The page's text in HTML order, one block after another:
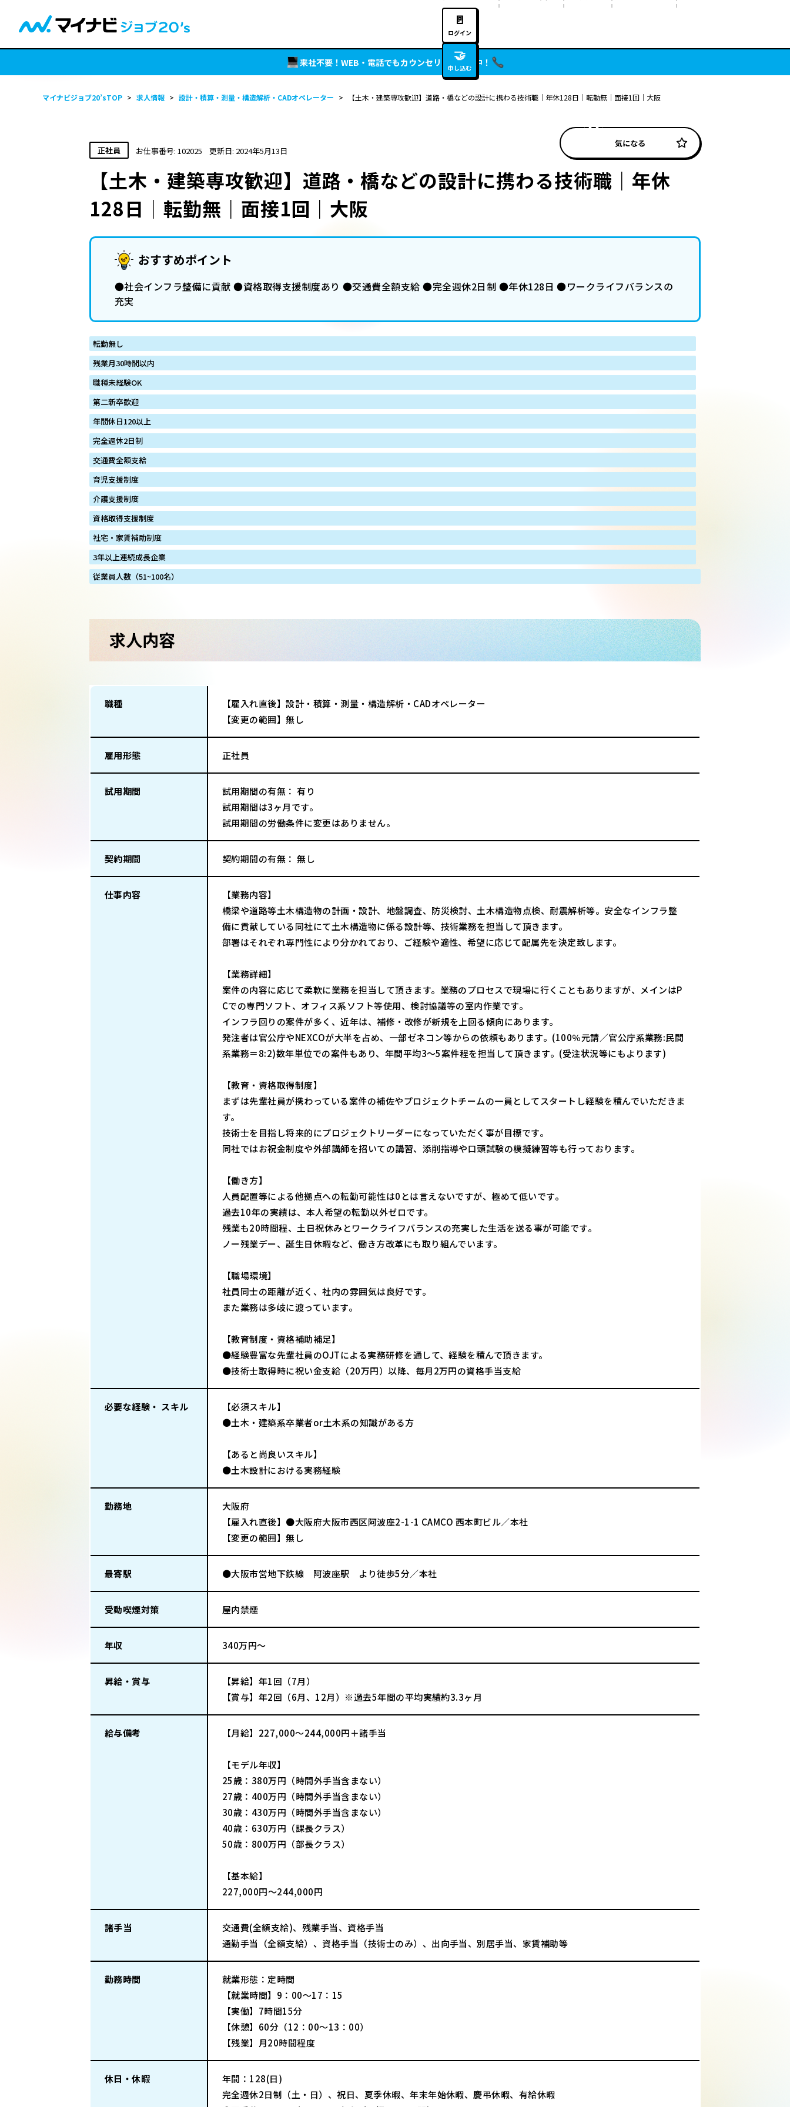
🚪
ログイン
🤝
申し込む
来社不要！WEB・電話でもカウンセリング実施中！
マイナビジョブ20’sTOP > 求人情報 > 設計・積算・測量・構造解析・CADオペレーター > 【土木・建築専攻歓迎】道路・橋などの設計に携わる技術職｜年休128日｜転勤無｜面接1回｜大阪
正社員 お仕事番号: 102025 更新日: 2024年5月13日
気になる
【土木・建築専攻歓迎】道路・橋などの設計に携わる技術職｜年休
128日｜転勤無｜面接1回｜大阪
おすすめポイント
●社会インフラ整備に貢献 ●資格取得支援制度あり ●交通費全額支給 ●完全週休2日制 ●年休128日 ●ワークライフバランスの
充実
転勤無し
残業月30時間以内
職種未経験OK
第二新卒歓迎
年間休日120以上
完全週休2日制
交通費全額支給
育児支援制度
介護支援制度
資格取得支援制度
社宅・家賃補助制度
3年以上連続成長企業
従業員人数（51~100名）
求人内容
職種
【雇入れ直後】設計・積算・測量・構造解析・CADオペレーター
【変更の範囲】無し
雇用形態 正社員
試用期間
試用期間の有無： 有り
試用期間は3ヶ月です。
試用期間の労働条件に変更はありません。
契約期間 契約期間の有無： 無し
仕事内容
【業務内容】
橋梁や道路等土木構造物の計画・設計、地盤調査、防災検討、土木構造物点検、耐震解析等。安全なインフラ整
備に貢献している同社にて土木構造物に係る設計等、技術業務を担当して頂きます。
部署はそれぞれ専門性により分かれており、ご経験や適性、希望に応じて配属先を決定致します。
【業務詳細】
案件の内容に応じて柔軟に業務を担当して頂きます。業務のプロセスで現場に行くこともありますが、メインはP
Cでの専門ソフト、オフィス系ソフト等使用、検討協議等の室内作業です。
インフラ回りの案件が多く、近年は、補修・改修が新規を上回る傾向にあります。
発注者は官公庁やNEXCOが大半を占め、一部ゼネコン等からの依頼もあります。(100％元請／官公庁系業務:民間
系業務＝8:2)数年単位での案件もあり、年間平均3～5案件程を担当して頂きます。(受注状況等にもよります)
【教育・資格取得制度】
まずは先輩社員が携わっている案件の補佐やプロジェクトチームの一員としてスタートし経験を積んでいただきま
す。
技術士を目指し将来的にプロジェクトリーダーになっていただく事が目標です。
同社ではお祝金制度や外部講師を招いての講習、添削指導や口頭試験の模擬練習等も行っております。
【働き方】
人員配置等による他拠点への転勤可能性は0とは言えないですが、極めて低いです。
過去10年の実績は、本人希望の転勤以外ゼロです。
残業も20時間程、土日祝休みとワークライフバランスの充実した生活を送る事が可能です。
ノー残業デー、誕生日休暇など、働き方改革にも取り組んでいます。
【職場環境】
社員同士の距離が近く、社内の雰囲気は良好です。
また業務は多岐に渡っています。
【教育制度・資格補助補足】
●経験豊富な先輩社員のOJTによる実務研修を通して、経験を積んで頂きます。
●技術士取得時に祝い金支給（20万円）以降、毎月2万円の資格手当支給
必要な経験・ スキル
【必須スキル】
●土木・建築系卒業者or土木系の知識がある方
【あると尚良いスキル】
●土木設計における実務経験
勤務地
大阪府
【雇入れ直後】●大阪府大阪市西区阿波座2-1-1 CAMCO 西本町ビル／本社
【変更の範囲】無し
最寄駅 ●大阪市営地下鉄線 阿波座駅 より徒歩5分／本社
受動喫煙対策 屋内禁煙
年収 340万円～
昇給・賞与
【昇給】年1回（7月）
【賞与】年2回（6月、12月）※過去5年間の平均実績約3.3ヶ月
給与備考 【月給】227,000～244,000円＋諸手当
【モデル年収】
25歳：380万円（時間外手当含まない）
27歳：400万円（時間外手当含まない）
30歳：430万円（時間外手当含まない）
40歳：630万円（課長クラス）
50歳：800万円（部長クラス）
【基本給】
227,000円～244,000円
諸手当
交通費(全額支給)、残業手当、資格手当
通勤手当（全額支給）、資格手当（技術士のみ）、出向手当、別居手当、家賃補助等
勤務時間
就業形態：定時間
【就業時間】9：00～17：15
【実働】7時間15分
【休憩】60分（12：00～13：00）
【残業】月20時間程度
休日・休暇
年間：128(日)
完全週休2日制（土・日）、祝日、夏季休暇、年末年始休暇、慶弔休暇、有給休暇